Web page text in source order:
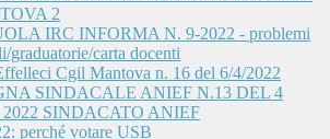
2
IRC INFORMA N. 9-2022 - problemi
graduatorie/carta docenti
Cgil Mantova n. 16 del 6/4/2022
SINDACALE ANIEF N.13 DEL 4
SINDACATO ANIEF
perché votare USB